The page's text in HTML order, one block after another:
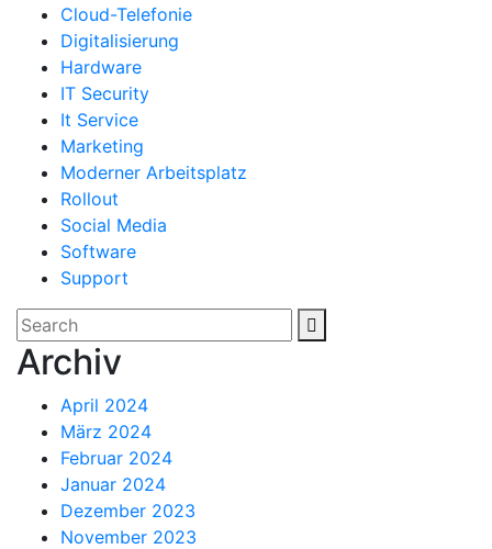
Cloud-Telefonie
Digitalisierung
Hardware
IT Security
It Service
Marketing
Moderner Arbeitsplatz
Rollout
Social Media
Software
Support
Archiv
April 2024
März 2024
Februar 2024
Januar 2024
Dezember 2023
November 2023